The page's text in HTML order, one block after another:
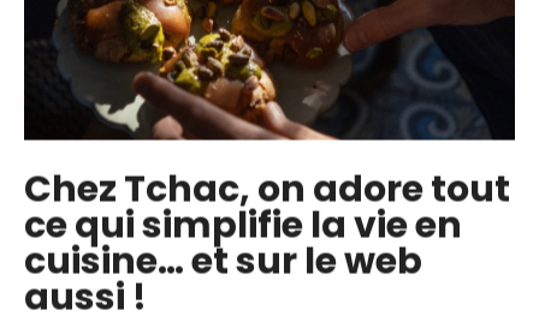
Chez Tchac, on adore tout
ce qui simplifie la vie en
cuisine… et sur le web
aussi !